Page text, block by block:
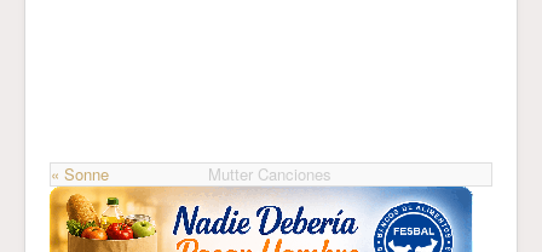
« Sonne Mutter Canciones